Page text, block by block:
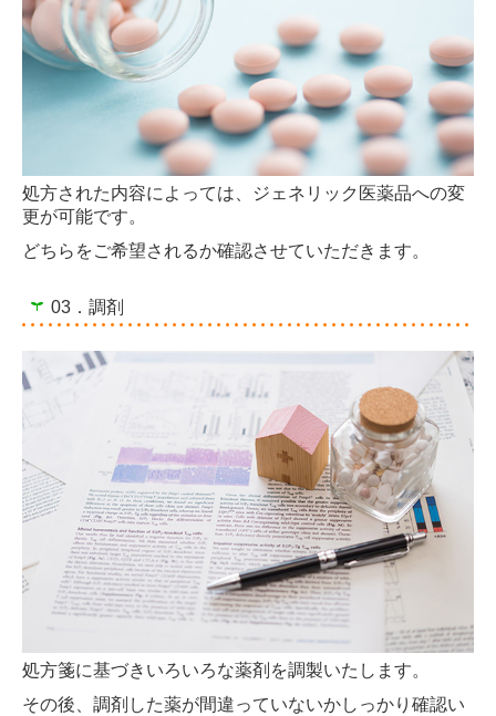
処方された内容によっては、ジェネリック医薬品への変
更が可能です。
どちらをご希望されるか確認させていただきます。
03．調剤
処方箋に基づきいろいろな薬剤を調製いたします。
その後、調剤した薬が間違っていないかしっかり確認い